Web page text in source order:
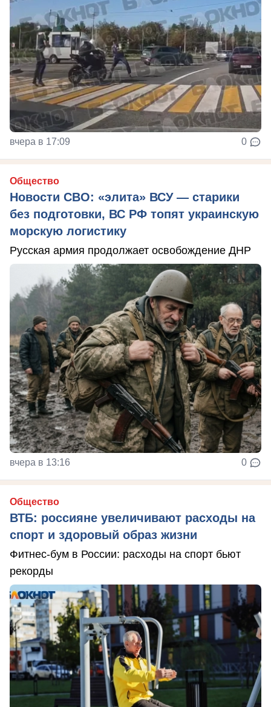
вчера в 17:09 0
Общество
Новости СВО: «элита» ВСУ — старики
без подготовки, ВС РФ топят украинскую
морскую логистику
Русская армия продолжает освобождение ДНР
вчера в 13:16 0
Общество
ВТБ: россияне увеличивают расходы на
спорт и здоровый образ жизни
Фитнес-бум в России: расходы на спорт бьют
рекорды